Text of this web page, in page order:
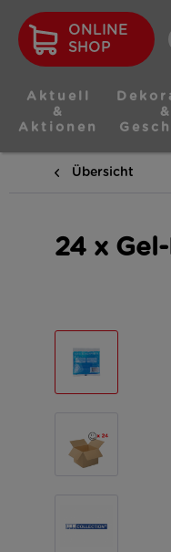
ONLINE
SHOP
Aktuell
&
Aktionen
&
Übersicht
24 x